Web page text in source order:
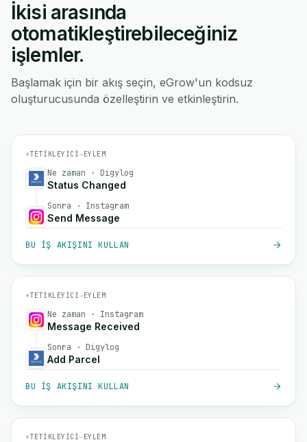
İkisi arasında
otomatikleştirebileceğiniz
işlemler.
Başlamak için bir akış seçin, eGrow'un kodsuz
oluşturucusunda özelleştirin ve etkinleştirin.
⚡TETIKLEYICI→EYLEM
Ne zaman · Digylog
Status Changed
Sonra · Instagram
Send Message
BU IŞ AKIŞINI KULLAN
⚡TETIKLEYICI→EYLEM
Ne zaman · Instagram
Message Received
Sonra · Digylog
Add Parcel
BU IŞ AKIŞINI KULLAN
⚡TETIKLEYICI→EYLEM